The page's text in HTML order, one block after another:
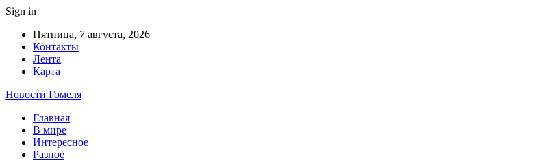
Sign in
Пятница, 7 августа, 2026
Контакты
Лента
Карта
Новости Гомеля
Главная
В мире
Интересное
Разное